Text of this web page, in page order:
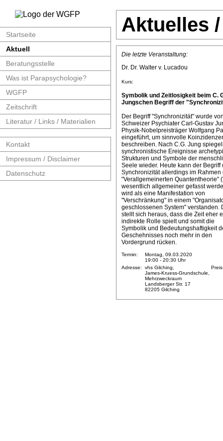
Startseite
Aktuell
Beratungsstelle
Was ist Parapsychologie?
WGFP
Zeitschrift
Literatur / Links / Materialien
Kontakt
Impressum / Disclaimer
Datenschutz
Aktuelles
Die letzte Veranstaltung:
Dr. Dr. Walter v. Lucadou
Kurs:
Symbolik und Zeitlosigkeit beim C.
Jungschen Begriff der
Der Begriff "Synchronizität" wurde
Schweizer Psychiater Carl-Gustav
Physik-Nobelpreisträger Wolfgang
eingeführt, um sinnvolle
beschreiben. Nach C.G. Jung
synchronistische Ereignisse
Strukturen und Symbole der
Seele wieder. Heute kann der Begriff
Synchronizität allerdings im Rahmen
"Verallgemeinerten Quantentheorie"
wesentlich allgemeiner gefasst
wird als eine Manifestation von
"Verschränkung" in einem
geschlossenen System" verstanden.
stellt sich heraus, dass die Zeit eher
indirekte Rolle spielt und somit die
Symbolik und Bedeutungshaftigkeit
Geschehnisses noch mehr in den
Vordergrund rücken.
Termin:
Montag, 09.03.2020
19:00 - 20:30 Uhr
Adresse:
vhs Gilching,
James-Kruess-Grundschule,
Mehrzweckraum
Landsberger Str. 17
82205 Gilching